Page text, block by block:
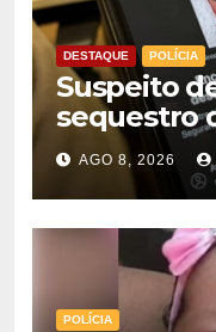
DESTAQUE POLÍCIA
Suspeito
sequestro
é preso na
AGO 8, 2026
POLÍCIA